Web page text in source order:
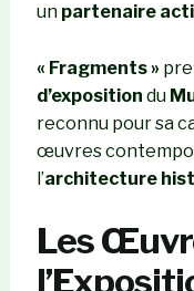
un partenaire
« Fragments »
d’exposition du
reconnu pour sa
œuvres
l’architecture
Les